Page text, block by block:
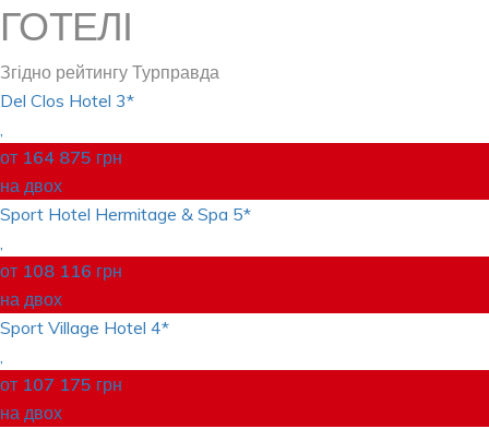
ГОТЕЛІ
Згідно рейтингу Турправда
Del Clos Hotel 3*
,
от 164 875 грн
на двох
Sport Hotel Hermitage & Spa 5*
,
от 108 116 грн
на двох
Sport Village Hotel 4*
,
от 107 175 грн
на двох